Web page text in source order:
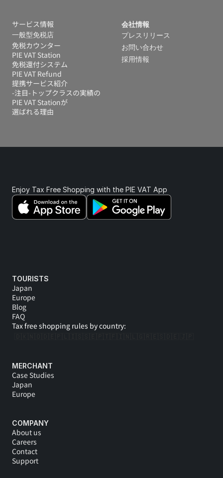
サービス情報
一般型免税店
免税カウンター
PIE VAT Station
免税還付システム
PIE VAT Refund
提携サービス紹介
-注目-トップクラスの実績の
PIE VAT Stationが
選ばれる理由
会社情報
プレスリリース
お問い合わせ
採用情報
Enjoy Tax Free Shopping with the PIE VAT App
TOURISTS
Japan
Europe
Blog
FAQ
Tax free shopping rules by country:
MERCHANT
Case Studies
Japan
Europe
COMPANY
About us
Careers
Contact
Support